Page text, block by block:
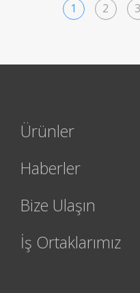
1 2 3
Ürünler
Haberler
Bize Ulaşın
İş Ortaklarımız